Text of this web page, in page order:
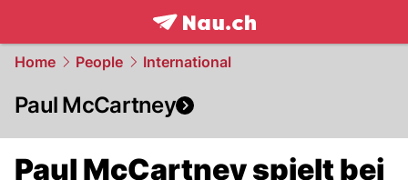
frontpage.NAU.ch
Home People International
Paul McCartney
Paul McCartney spielt bei